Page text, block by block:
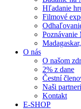
Hľadanie
Filmové
Poznávanie
O nás
O našom
2% z dane
Čestní
Naši partneri
Kontakt
E-SHOP